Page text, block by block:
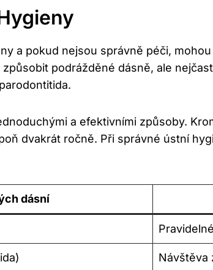
a pokud nejsou správně péči,
podrážděné dásně, ale
a efektivními způsoby.
dvakrát ročně. Při správné ústní
dásní
Návštěva